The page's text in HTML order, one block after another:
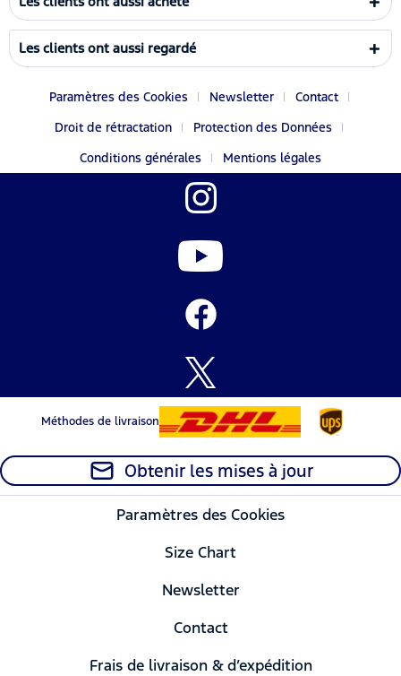
Les clients ont aussi regardé
Paramètres des Cookies Newsletter
Contact
Droit de rétractation
Protection des Données
Conditions générales
Mentions légales
Méthodes de livraison
Obtenir les mises à jour
Paramètres des Cookies
Size Chart
Newsletter
Contact
Frais de livraison & d’expédition